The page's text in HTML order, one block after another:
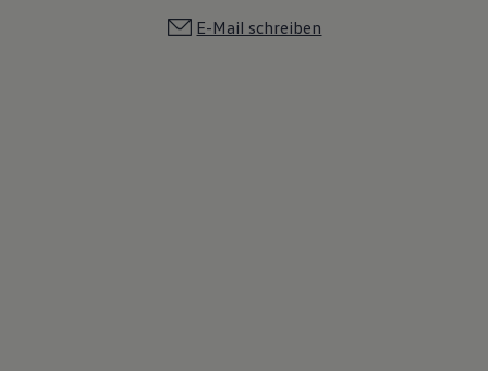
E-Mail schreiben